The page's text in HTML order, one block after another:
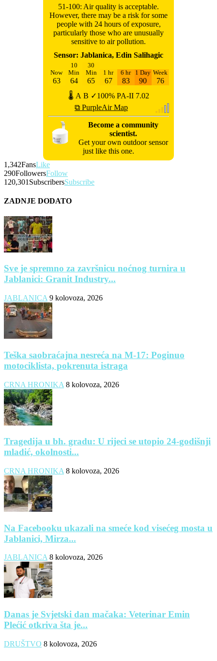
51-100: Air quality is acceptable.
However, there may be a risk for some
people with 24 hours of exposure,
particularly those who are unusually
sensitive to air pollution.
Sensor: Jablanica, Edin Salihagic
Now
63
10
Min
64
30
Min
65
1 hr
67
6 hr
83
1 Day
90
Week
76
🌡 A B ✓100% PA-II 7.02
⧉ PurpleAir Map
Become a community
scientist.
Get your own outdoor sensor
just like this one.
1,342FansLike
290FollowersFollow
120,301 SubscribersSubscribe
ZADNJE DODATO
Sve je spremno za završnicu noćnog turnira u
Jablanici: Granit Industry...
JABLANICA 9 kolovoza, 2026
Teška saobraćajna nesreća na M-17: Poginuo
motociklista, pokrenuta istraga
CRNA HRONIKA 8 kolovoza, 2026
Tragedija u bh. gradu: U rijeci se utopio 24-godišnji
mladić, okolnosti...
CRNA HRONIKA 8 kolovoza, 2026
Na Facebooku ukazali na smeće kod visećeg mosta u
Jablanici, Mirza...
JABLANICA 8 kolovoza, 2026
Danas je Svjetski dan mačaka: Veterinar Emin
Plećić otkriva šta je...
DRUŠTVO 8 kolovoza, 2026